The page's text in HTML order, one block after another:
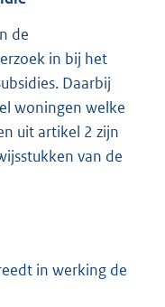
de
in bij het
Daarbij
woningen welke
uit artikel 2 zijn
van de
in werking de